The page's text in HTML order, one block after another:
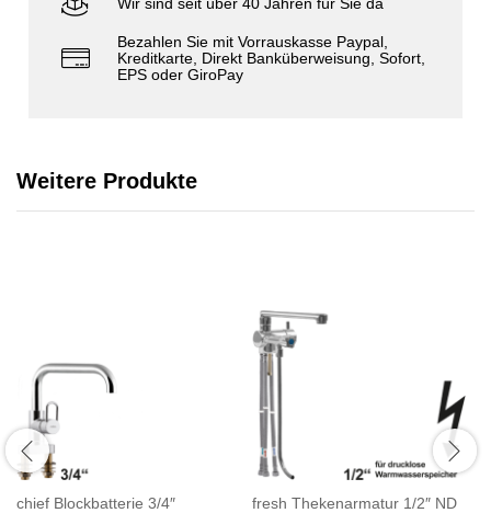
Wir sind seit über 40 Jahren für Sie da
Bezahlen Sie mit Vorrauskasse Paypal,
Kreditkarte, Direkt Banküberweisung, Sofort,
EPS oder GiroPay
Weitere Produkte
chief Blockbatterie 3/4″ fresh Thekenarmatur 1/2″ ND